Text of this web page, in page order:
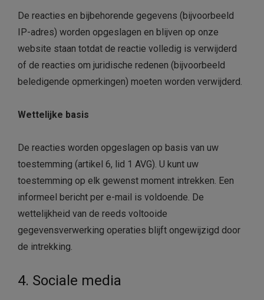
De reacties en bijbehorende gegevens (bijvoorbeeld
IP-adres) worden opgeslagen en blijven op onze
website staan ​​totdat de reactie volledig is verwijderd
of de reacties om juridische redenen (bijvoorbeeld
beledigende opmerkingen) moeten worden verwijderd.
Wettelijke basis
De reacties worden opgeslagen op basis van uw
toestemming (artikel 6, lid 1 AVG). U kunt uw
toestemming op elk gewenst moment intrekken. Een
informeel bericht per e-mail is voldoende. De
wettelijkheid van de reeds voltooide
gegevensverwerking operaties blijft ongewijzigd door
de intrekking.
4. Sociale media